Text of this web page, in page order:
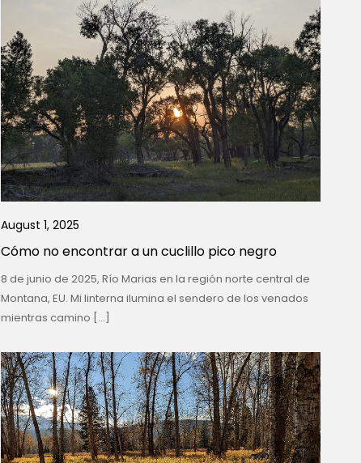
August 1, 2025
Cómo no encontrar a un cuclillo pico negro
8 de junio de 2025, Río Marias en la región norte central de
Montana, EU. Mi linterna ilumina el sendero de los venados
mientras camino […]